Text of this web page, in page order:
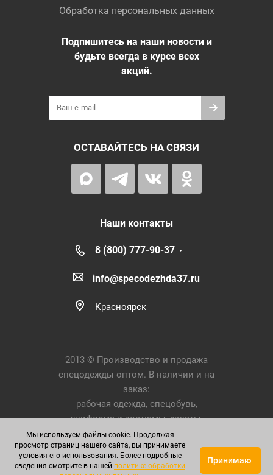
Обработка персональных данных
Подпишитесь на наши новости и
будьте всегда в курсе всех
акций.
ОСТАВАЙТЕСЬ НА СВЯЗИ
Наши контакты
8 (800) 777-90-37
info@specodezhda37.ru
Красноярск
2013 © Производство и продажа
спецодежды оптом. В наличии и на
заказ:
рабочая одежда, спецобувь,
униформа и костюмы, халаты,
Средства Индивидуальной Защиты.
Мы используем файлы cookie. Продолжая
просмотр страниц нашего сайта, вы принимаете
условия его использования. Более подробные
сведения смотрите в нашей политике обработки
Принимаю